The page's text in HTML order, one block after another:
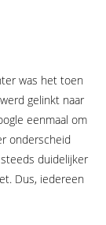
was het toen
gelinkt naar
eenmaal om
onderscheid
duidelijker
Dus, iedereen